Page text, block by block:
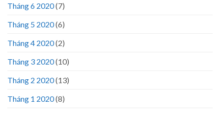
Tháng 6 2020(7)
Tháng 5 2020(6)
Tháng 4 2020(2)
Tháng 3 2020(10)
Tháng 2 2020(13)
Tháng 1 2020(8)